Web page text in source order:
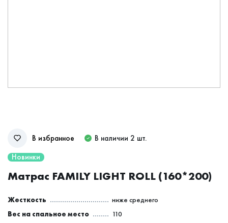
В избранное
В наличии 2 шт.
Новинки
Матрас FAMILY LIGHT ROLL (160*200)
Жесткость
ниже среднего
Вес на спальное место
110